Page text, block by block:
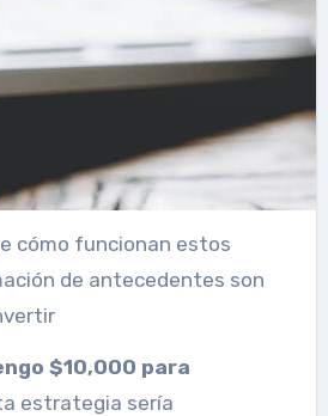
cómo funcionan estos
de antecedentes son
$10,000 para
estrategia sería